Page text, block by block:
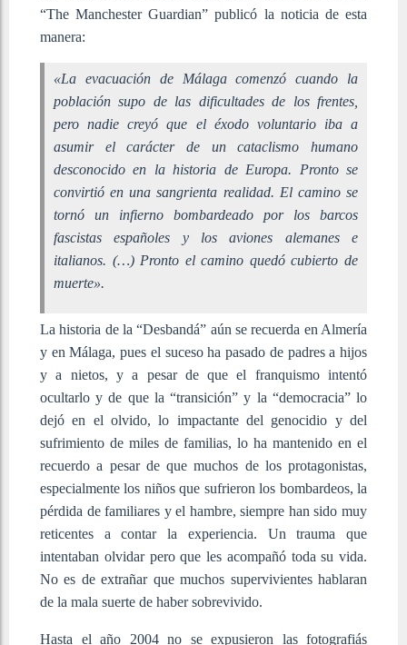
“The Manchester Guardian” publicó la noticia de esta
manera:
«La evacuación de Málaga comenzó cuando la
población supo de las dificultades de los frentes,
pero nadie creyó que el éxodo voluntario iba a
asumir el carácter de un cataclismo humano
desconocido en la historia de Europa. Pronto se
convirtió en una sangrienta realidad. El camino se
tornó un infierno bombardeado por los barcos
fascistas españoles y los aviones alemanes e
italianos. (…) Pronto el camino quedó cubierto de
muerte».
La historia de la “Desbandá” aún se recuerda en Almería
y en Málaga, pues el suceso ha pasado de padres a hijos
y a nietos, y a pesar de que el franquismo intentó
ocultarlo y de que la “transición” y la “democracia” lo
dejó en el olvido, lo impactante del genocidio y del
sufrimiento de miles de familias, lo ha mantenido en el
recuerdo a pesar de que muchos de los protagonistas,
especialmente los niños que sufrieron los bombardeos, la
pérdida de familiares y el hambre, siempre han sido muy
reticentes a contar la experiencia. Un trauma que
intentaban olvidar pero que les acompañó toda su vida.
No es de extrañar que muchos supervivientes hablaran
de la mala suerte de haber sobrevivido.
Hasta el año 2004 no se expusieron las fotografiás